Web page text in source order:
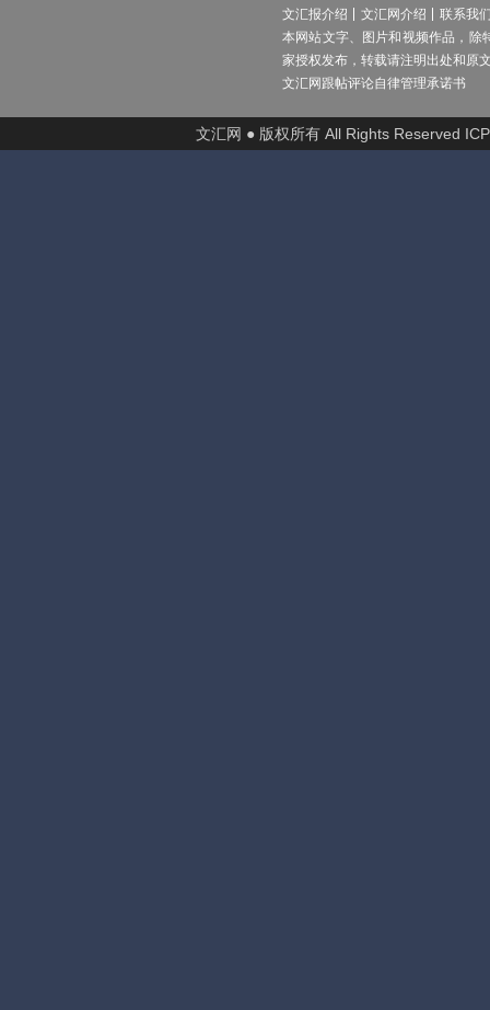
文汇报介绍
文汇网介绍
联系我
本网站文字、图片和视频作品，除
家授权发布，转载请注明出处和原
文汇网跟帖评论自律管理承诺书
文汇网 ● 版权所有 All Rights Reserved